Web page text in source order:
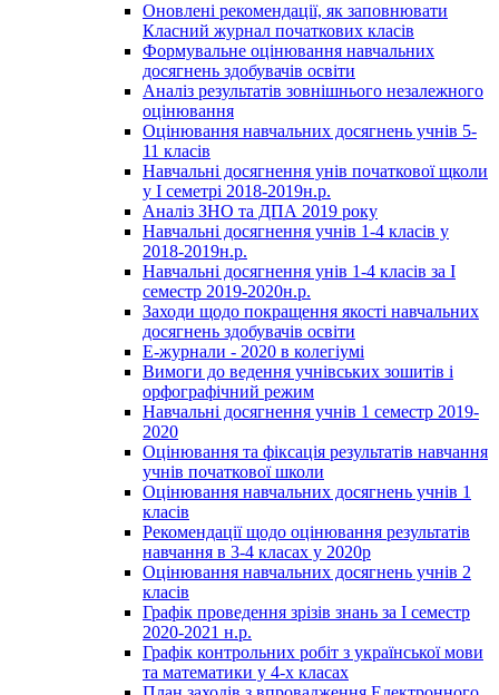
Оновлені рекомендації, як заповнювати
Класний журнал початкових класів
Формувальне оцінювання навчальних
досягнень здобувачів освіти
Аналіз результатів зовнішнього незалежного
оцінювання
Оцінювання навчальних досягнень учнів 5-
11 класів
Навчальні досягнення унів початкової щколи
у І семетрі 2018-2019н.р.
Аналіз ЗНО та ДПА 2019 року
Навчальні досягнення учнів 1-4 класів у
2018-2019н.р.
Навчальні досягнення унів 1-4 класів за І
семестр 2019-2020н.р.
Заходи щодо покращення якості навчальних
досягнень здобувачів освіти
Е-журнали - 2020 в колегіумі
Вимоги до ведення учнівських зошитів і
орфографічний режим
Навчальні досягнення учнів 1 семестр 2019-
2020
Оцінювання та фіксація результатів навчання
учнів початкової школи
Оцінювання навчальних досягнень учнів 1
класів
Рекомендації щодо оцінювання результатів
навчання в 3-4 класах у 2020р
Оцінювання навчальних досягнень учнів 2
класів
Графік проведення зрізів знань за І семестр
2020-2021 н.р.
Графік контрольних робіт з української мови
та математики у 4-х класах